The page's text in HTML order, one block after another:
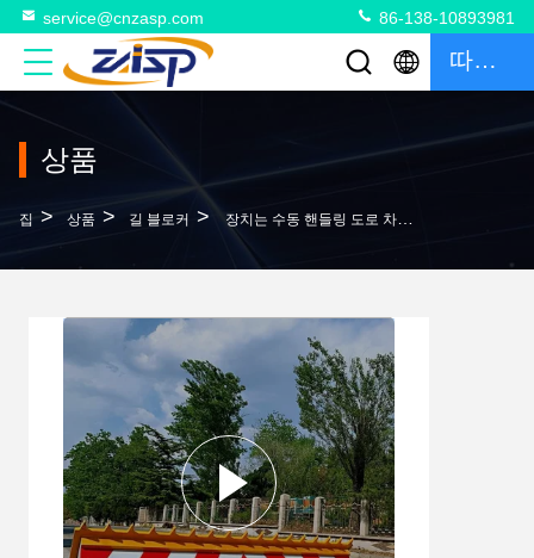
service@cnzasp.com 86-138-10893981
따옴표
상품
집 > 상품 > 길 블로커 > 장치는 수동 핸들링 도로 차단기 4M 가로막기 너비 앞 접이 스커트